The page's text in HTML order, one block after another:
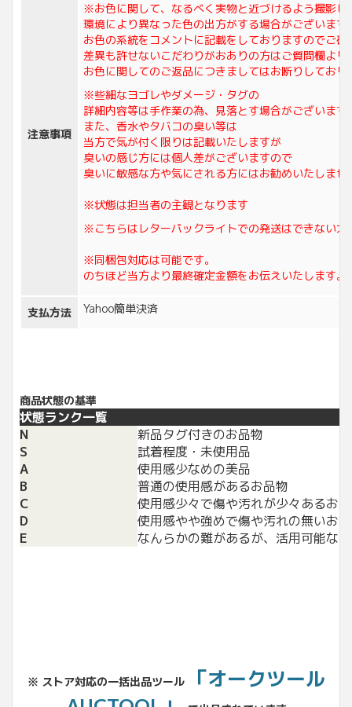
注意事項
※お色に関して、なるべく実物と近づけるよう撮影し
環境により異なった色の出方がする場合がございます
お色の系統をコメントに記載をしておりますのでご確
差異も許せないこだわりがおありの方はご質問欄より
お色に関してのご返品につきましてはお断りしており
※些細なヨゴレやダメージ・タグの
詳細内容等は手作業の為、見落とす場合がございます
また、香水やタバコの臭い等は
当方で気が付く限りは記載いたしますが
臭いの感じ方には個人差がございますので
臭いに敏感な方や気にされる方にはお勧めいたしませ
※状態は担当者の主観となります
※こちらはレターパックライトでの発送はできない大
※同梱包対応は可能です。
のちほど当方より最終確定金額をお伝えいたします。
支払方法 Yahoo簡単決済
商品状態の基準
状態ランク一覧
N
新品タグ付きのお品物
S
試着程度・未使用品
A
使用感少なめの美品
B
普通の使用感があるお品物
C
使用感少々で傷や汚れが少々あるお
D
使用感やや強めで傷や汚れの無いお
E
なんらかの難があるが、活用可能な
※ ストア対応の一括出品ツール
「オークツール